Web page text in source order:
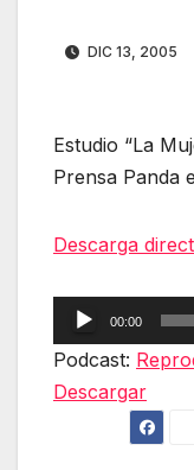
DIC 13, 2005
Estudio “La
Prensa Panda
Descarga
Reproductor
de
00:00
Podcast:
Descargar